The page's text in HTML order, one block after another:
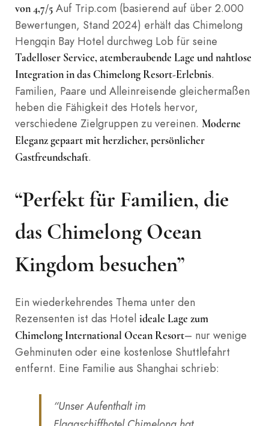
von 4,7/5 Auf Trip.com (basierend auf über 2.000
Bewertungen, Stand 2024) erhält das Chimelong
Hengqin Bay Hotel durchweg Lob für seine
Tadelloser Service, atemberaubende Lage und nahtlose
Integration in das Chimelong Resort-Erlebnis.
Familien, Paare und Alleinreisende gleichermaßen
heben die Fähigkeit des Hotels hervor,
verschiedene Zielgruppen zu vereinen. Moderne
Eleganz gepaart mit herzlicher, persönlicher
Gastfreundschaft.
“Perfekt für Familien, die
das Chimelong Ocean
Kingdom besuchen”
Ein wiederkehrendes Thema unter den
Rezensenten ist das Hotel ideale Lage zum
Chimelong International Ocean Resort– nur wenige
Gehminuten oder eine kostenlose Shuttlefahrt
entfernt. Eine Familie aus Shanghai schrieb:
“Unser Aufenthalt im